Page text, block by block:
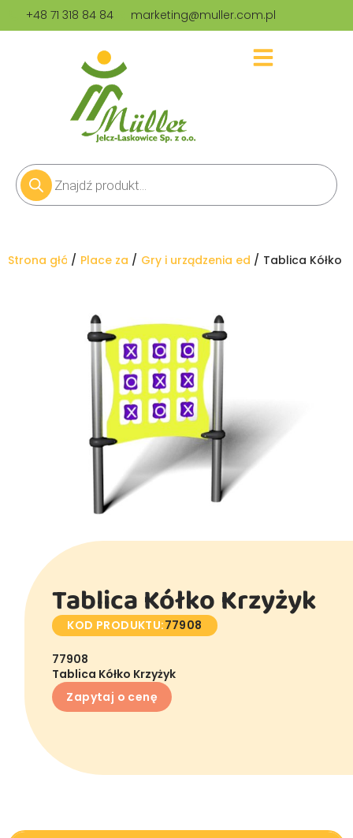
+48 71 318 84 84 marketing@muller.com.pl
Jesteś tutaj:
Strona głównaPlace zabawGry i urządzenia edukacyjneTablica Kółko
Tablica Kółko Krzyżyk
KOD PRODUKTU:77908
77908
Tablica Kółko Krzyżyk
Zapytaj o cenę